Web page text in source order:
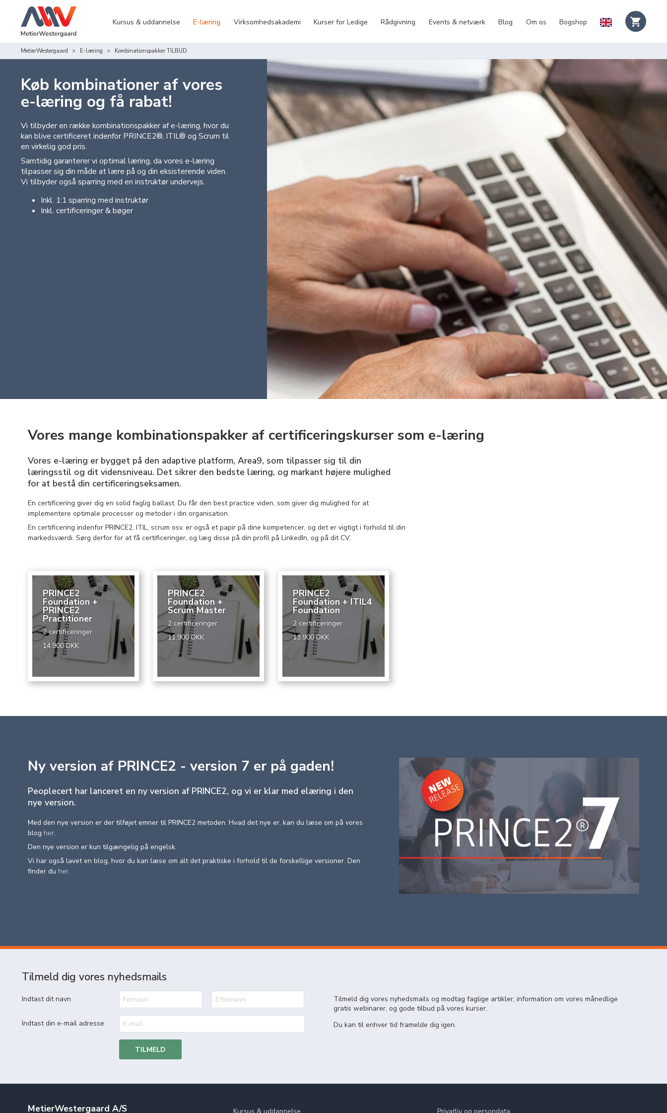
Kursus & uddannelse E-læring Virksomhedsakademi Kurser for Ledige Rådgivning Events & netværk Blog Om os Bogshop
MetierWestergaard E-læring Kombinationspakker TILBUD
Køb kombinationer af vores
e-læring og få rabat!
Vi tilbyder en række kombinationspakker af e-læring, hvor du
kan blive certificeret indenfor PRINCE2®, ITIL® og Scrum til
en virkelig god pris.
Samtidig garanterer vi optimal læring, da vores e-læring
tilpasser sig din måde at lære på og din eksisterende viden.
Vi tilbyder også sparring med en instruktør undervejs.
Inkl. 1:1 sparring med instruktør
Inkl. certificeringer & bøger
Vores mange kombinationspakker af certificeringskurser som e-læring
Vores e-læring er bygget på den adaptive platform, Area9, som tilpasser sig til din
læringsstil og dit vidensniveau. Det sikrer den bedste læring, og markant højere mulighed
for at bestå din certificeringseksamen.
En certificering giver dig en solid faglig ballast. Du får den best practice viden, som giver dig mulighed for at
implementere optimale processer og metoder i din organisation.
En certificering indenfor PRINCE2, ITIL, scrum osv. er også et papir på dine kompetencer, og det er vigtigt i forhold til din
markedsværdi. Sørg derfor for at få certificeringer, og læg disse på din profil på LinkedIn, og på dit CV.
PRINCE2
Foundation +
PRINCE2
Practitioner
2 certificeringer
14.900 DKK
PRINCE2
Foundation +
Scrum Master
2 certificeringer
11.900 DKK
PRINCE2
Foundation + ITIL4
Foundation
2 certificeringer
13.900 DKK
Ny version af PRINCE2 - version 7 er på gaden!
Peoplecert har lanceret en ny version af PRINCE2, og vi er klar med elæring i den
nye version.
Med den nye version er der tilføjet emner til PRINCE2 metoden. Hvad det nye er, kan du læse om på vores
blog her.
Den nye version er kun tilgængelig på engelsk.
Vi har også lavet en blog, hvor du kan læse om alt det praktiske i forhold til de forskellige versioner. Den
finder du her.
Tilmeld dig vores nyhedsmails
Indtast dit navn
Indtast din e-mail adresse
TILMELD
Tilmeld dig vores nyhedsmails og modtag faglige artikler, information om vores månedlige
gratis webinarer, og gode tilbud på vores kurser.
Du kan til enhver tid framelde dig igen.
MetierWestergaard A/S Kursus & uddannelse Privatliv og persondata